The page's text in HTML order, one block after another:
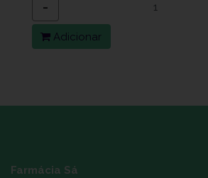
−
Adicionar
Farmácia Sá